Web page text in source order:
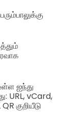
ஐந்து
URL, vCard,
குறியீடு